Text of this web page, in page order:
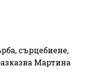
сърцебиене,
Мартина